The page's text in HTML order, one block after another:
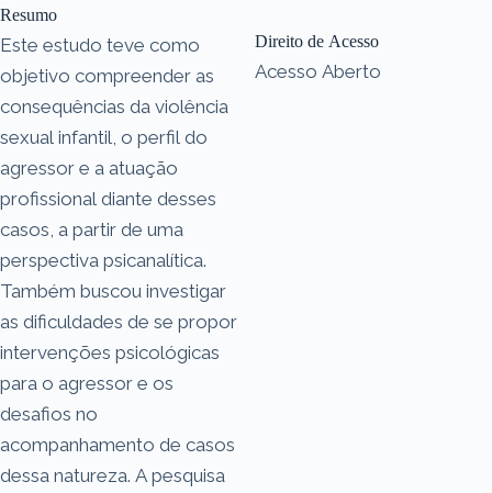
Resumo
Este estudo teve como
objetivo compreender as
consequências da violência
sexual infantil, o perfil do
agressor e a atuação
profissional diante desses
casos, a partir de uma
perspectiva psicanalítica.
Também buscou investigar
as dificuldades de se propor
intervenções psicológicas
para o agressor e os
desafios no
acompanhamento de casos
dessa natureza. A pesquisa
Direito de Acesso
Acesso Aberto